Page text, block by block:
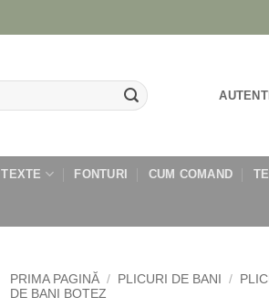
TEXTE FONTURI CUM COMAND
PRIMA PAGINĂ / PLICURI DE BANI /
DE BANI BOTEZ